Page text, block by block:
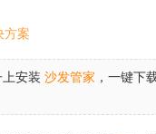
方案
安装 沙发管家 ，一键下